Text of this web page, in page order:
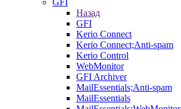
GFI
Назад
GFI
Kerio Connect
Kerio Connect;Anti-spam
Kerio Control
WebMonitor
GFI Archiver
MailEssentials;Anti-spam
MailEssentials